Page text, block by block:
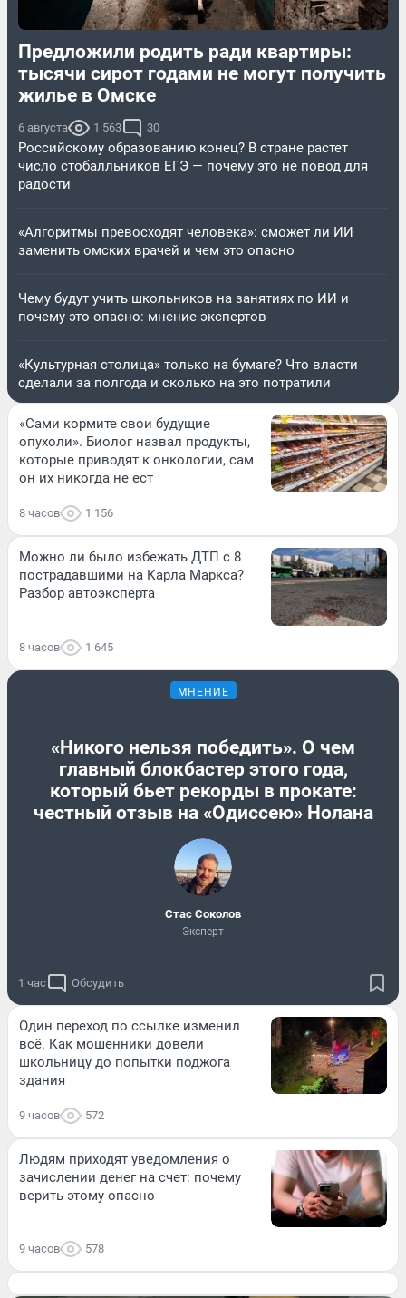
Предложили родить ради квартиры:
тысячи сирот годами не могут получить
жилье в Омске
6 августа 1 563 30
Российскому образованию конец? В стране растет
число стобалльников ЕГЭ — почему это не повод для
радости
«Алгоритмы превосходят человека»: сможет ли ИИ
заменить омских врачей и чем это опасно
Чему будут учить школьников на занятиях по ИИ и
почему это опасно: мнение экспертов
«Культурная столица» только на бумаге? Что власти
сделали за полгода и сколько на это потратили
«Сами кормите свои будущие
опухоли». Биолог назвал продукты,
которые приводят к онкологии, сам
он их никогда не ест
8 часов 1 156
Можно ли было избежать ДТП с 8
пострадавшими на Карла Маркса?
Разбор автоэксперта
8 часов 1 645
МНЕНИЕ
«Никого нельзя победить». О чем
главный блокбастер этого года,
который бьет рекорды в прокате:
честный отзыв на «Одиссею» Нолана
Стас Соколов
Эксперт
1 час Обсудить
Один переход по ссылке изменил
всё. Как мошенники довели
школьницу до попытки поджога
здания
9 часов 572
Людям приходят уведомления о
зачислении денег на счет: почему
верить этому опасно
9 часов 578